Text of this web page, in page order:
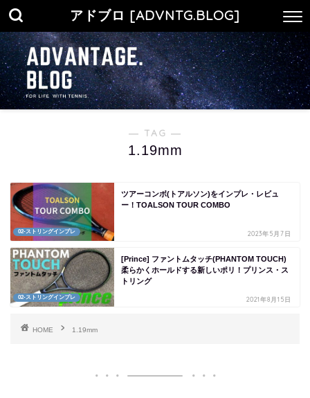
アドブロ [ADVNTG.BLOG]
― TAG ―
1.19mm
02-ストリングインプレ
ツアーコンボ(トアルソン)をインプレ・レビュ
ー！TOALSON TOUR COMBO
2023年5月7日
02-ストリングインプレ
[Prince] ファントムタッチ(PHANTOM TOUCH)
柔らかくホールドする新しいポリ！プリンス・ス
トリング
2021年8月15日
HOME 1.19mm